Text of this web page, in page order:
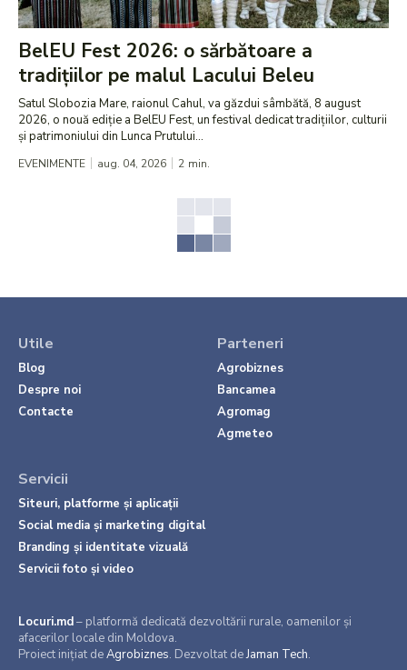
BelEU Fest 2026: o sărbătoare a
tradițiilor pe malul Lacului Beleu
Satul Slobozia Mare, raionul Cahul, va găzdui sâmbătă, 8 august
2026, o nouă ediție a BelEU Fest, un festival dedicat tradițiilor, culturii
și patrimoniului din Lunca Prutului...
EVENIMENTE aug. 04, 2026 2 min.
Utile
Blog
Despre noi
Contacte
Parteneri
Agrobiznes
Bancamea
Agromag
Agmeteo
Servicii
Siteuri, platforme și aplicații
Social media și marketing digital
Branding și identitate vizuală
Servicii foto și video
Locuri.md– platformă dedicată dezvoltării rurale, oamenilor și
afacerilor locale din Moldova.
Proiect inițiat deAgrobiznes. Dezvoltat deJaman Tech.